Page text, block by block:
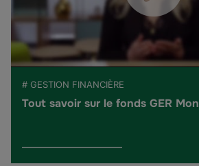
# GESTION FINANCIÈRE
Tout savoir sur le fonds GER